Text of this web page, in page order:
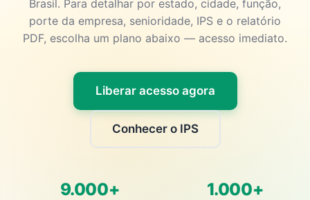
Brasil. Para detalhar por estado, cidade, função,
porte da empresa, senioridade, IPS e o relatório
PDF, escolha um plano abaixo — acesso imediato.
Liberar acesso agora
Conhecer o IPS
9.000+ 1.000+